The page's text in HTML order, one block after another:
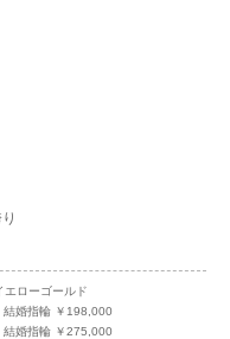
エローゴールド
結婚指輪 ￥198,000
結婚指輪 ￥275,000